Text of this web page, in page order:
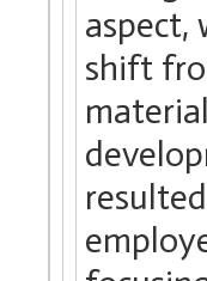
aspect,
shift